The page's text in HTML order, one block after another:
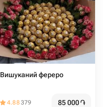
Вишуканий фереро
4.88379 85 000֏